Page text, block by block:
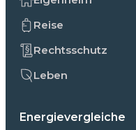
Reise
Rechtsschutz
Leben
Energievergleiche